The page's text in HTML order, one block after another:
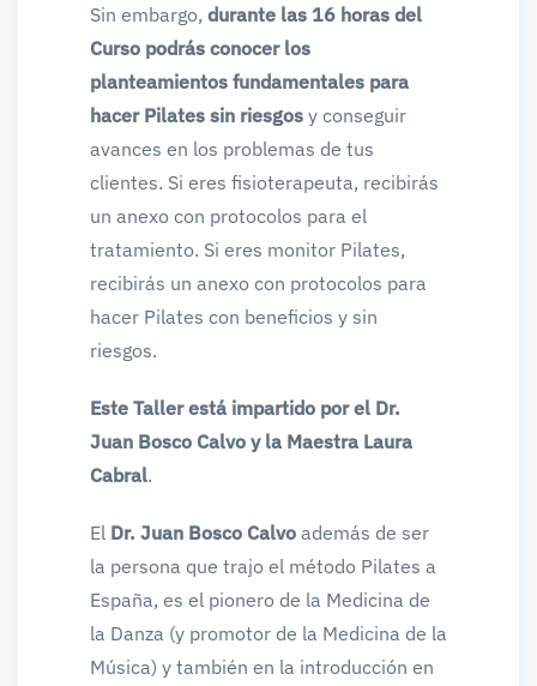
Sin embargo, durante las 16 horas del
Curso podrás conocer los
planteamientos fundamentales para
hacer Pilates sin riesgos y conseguir
avances en los problemas de tus
clientes. Si eres fisioterapeuta, recibirás
un anexo con protocolos para el
tratamiento. Si eres monitor Pilates,
recibirás un anexo con protocolos para
hacer Pilates con beneficios y sin
riesgos.
Este Taller está impartido por el Dr.
Juan Bosco Calvo y la Maestra Laura
Cabral.
El Dr. Juan Bosco Calvo además de ser
la persona que trajo el método Pilates a
España, es el pionero de la Medicina de
la Danza (y promotor de la Medicina de la
Música) y también en la introducción en